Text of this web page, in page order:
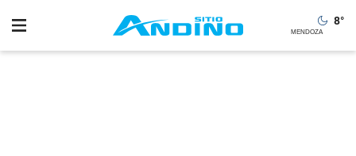
8°